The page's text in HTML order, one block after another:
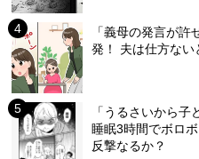
「義母の発言が
発！ 夫は仕方ない
「うるさいから
睡眠3時間でボロ
反撃なるか？